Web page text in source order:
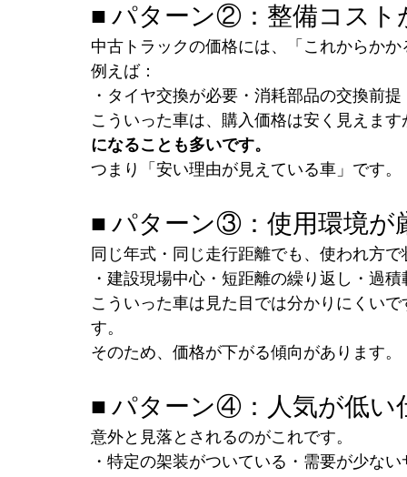
■ パターン②：整備コスト
中古トラックの価格には、「これからか
例えば：
・タイヤ交換が必要・消耗部品の交換前
こういった車は、購入価格は安く見えます
になることも多いです。
つまり「安い理由が見えている車」です。
■ パターン③：使用環境が
同じ年式・同じ走行距離でも、使われ方
・建設現場中心・短距離の繰り返し・過
こういった車は見た目では分かりにくい
す。
そのため、価格が下がる傾向があります。
■ パターン④：人気が低い
意外と見落とされるのがこれです。
・特定の架装がついている・需要が少な